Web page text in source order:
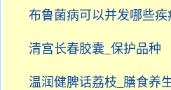
布鲁菌病可以并发哪些疾
清宫长春胶囊_保护品种
温润健脾话荔枝_膳食养